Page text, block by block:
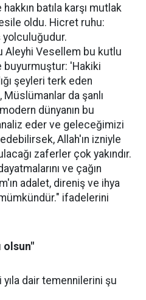
batıla karşı mutlak
oldu. ⁠Hicret ruhu:
yolculuğudur.
Aleyhi Vesellem bu kutlu
buyurmuştur: 'Hakiki
şeyleri terk eden
da şanlı
dünyanın bu
eder ve geleceğimizi
Allah'ın izniyle
zaferler çok yakındır.
ve çağın
adalet, direniş ve ihya
ifadelerini
olsun"
dair temennilerini şu